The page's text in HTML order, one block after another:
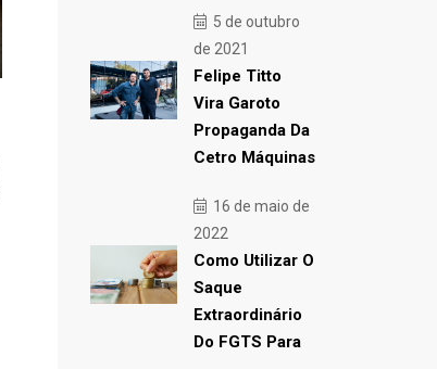
5 de outubro
de 2021
Felipe Titto
Vira Garoto
Propaganda Da
Cetro Máquinas
16 de maio de
2022
Como Utilizar O
Saque
Extraordinário
Do FGTS Para